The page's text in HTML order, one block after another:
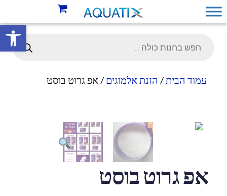
פתח
עמוד הבית/ הזנת אלמוגים/ אפ גרוט בוסט
אפ גרוט בוסט